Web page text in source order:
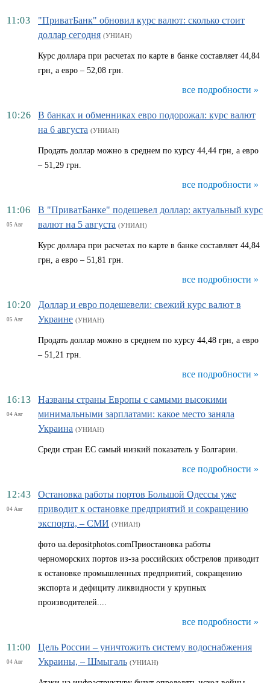
11:03
"ПриватБанк" обновил курс валют: сколько стоит
доллар сегодня (УНИАН)
Курс доллара при расчетах по карте в банке составляет 44,84
грн, а евро – 52,08 грн.
все подробности »
10:26
В банках и обменниках евро подорожал: курс валют
на 6 августа (УНИАН)
Продать доллар можно в среднем по курсу 44,44 грн, а евро
– 51,29 грн.
все подробности »
11:06
05 Авг
В "ПриватБанке" подешевел доллар: актуальный курс
валют на 5 августа (УНИАН)
Курс доллара при расчетах по карте в банке составляет 44,84
грн, а евро – 51,81 грн.
все подробности »
10:20
05 Авг
Доллар и евро подешевели: свежий курс валют в
Украине (УНИАН)
Продать доллар можно в среднем по курсу 44,48 грн, а евро
– 51,21 грн.
все подробности »
16:13
04 Авг
Названы страны Европы с самыми высокими
минимальными зарплатами: какое место заняла
Украина (УНИАН)
Среди стран ЕС самый низкий показатель у Болгарии.
все подробности »
12:43
04 Авг
Остановка работы портов Большой Одессы уже
приводит к остановке предприятий и сокращению
экспорта, – СМИ (УНИАН)
фото ua.depositphotos.comПриостановка работы
черноморских портов из-за российских обстрелов приводит
к остановке промышленных предприятий, сокращению
экспорта и дефициту ликвидности у крупных
производителей....
все подробности »
11:00
04 Авг
Цель России – уничтожить систему водоснабжения
Украины, – Шмыгаль (УНИАН)